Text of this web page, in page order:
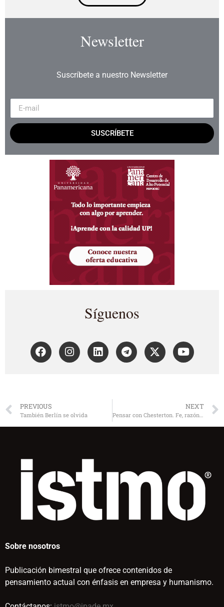
Newsletter
Suscríbete a nuestro Newsletter
SUSCRÍBETE
Síguenos
PREVIOUS
También Berlín se olvida
NEXT
Sobre nosotros
Publicación bimestral que ofrece contenidos de
pensamiento actual con énfasis en empresa y humanismo.